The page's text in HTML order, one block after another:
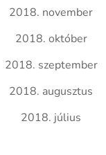
2018. november
2018. október
2018. szeptember
2018. augusztus
2018. július